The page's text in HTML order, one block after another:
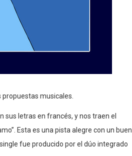
musicales.
sus letras en francés, y nos traen el
Esta es una pista alegre con un buen
fue producido por el dúo integrado